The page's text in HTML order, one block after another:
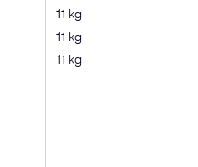
11 kg
11 kg
11 kg